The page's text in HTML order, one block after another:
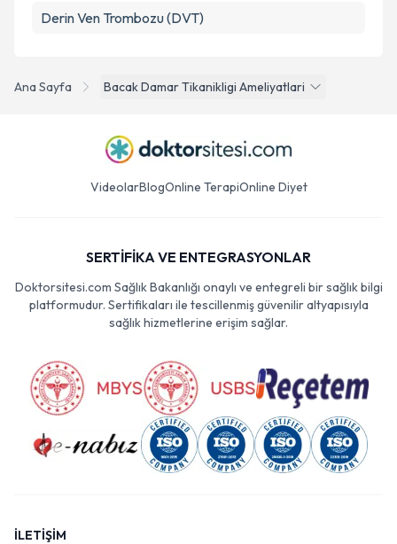
Ana Sayfa Bacak Damar Tikanikligi Ameliyatlari
Derin Ven Trombozu (DVT)
VideolarBlogOnline TerapiOnline Diyet
SERTİFİKA VE ENTEGRASYONLAR
Doktorsitesi.com Sağlık Bakanlığı onaylı ve entegreli bir sağlık bilgi
platformudur. Sertifikaları ile tescillenmiş güvenilir altyapısıyla
sağlık hizmetlerine erişim sağlar.
İLETİŞİM